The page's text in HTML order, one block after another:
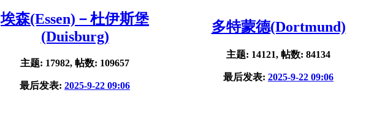
埃森(Essen)－杜伊斯堡
(Duisburg)
主题: 17982, 帖数: 109657
最后发表: 2025-9-22 09:06
多特蒙德(Dortmund)
主题: 14121, 帖数: 84134
最后发表: 2025-9-22 09:06